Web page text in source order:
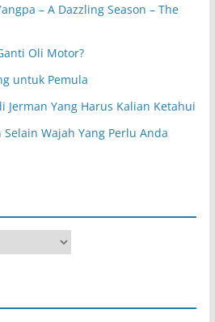
– A Dazzling Season – The
Oli Motor?
untuk Pemula
Jerman Yang Harus Kalian Ketahui
Wajah Yang Perlu Anda